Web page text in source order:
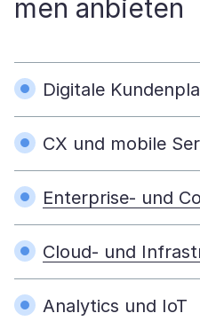
men anbieten
Digitale
CX und mobile
Enterprise- und
Cloud- und
Analytics und IoT